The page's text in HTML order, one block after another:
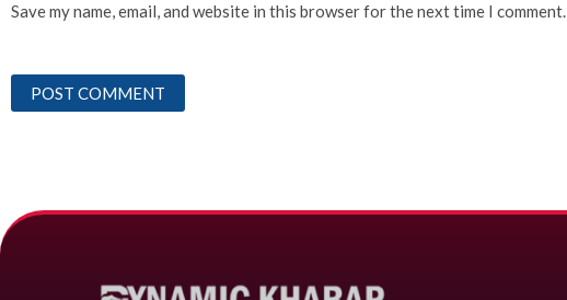
Save my name, email, and website in this browser for the next time I comment.